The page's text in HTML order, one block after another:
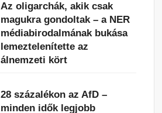
Az oligarchák, akik csak
magukra gondoltak – a NER
médiabirodalmának bukása
lemeztelenítette az
álnemzeti kört
28 százalékon az AfD –
minden idők legjobb